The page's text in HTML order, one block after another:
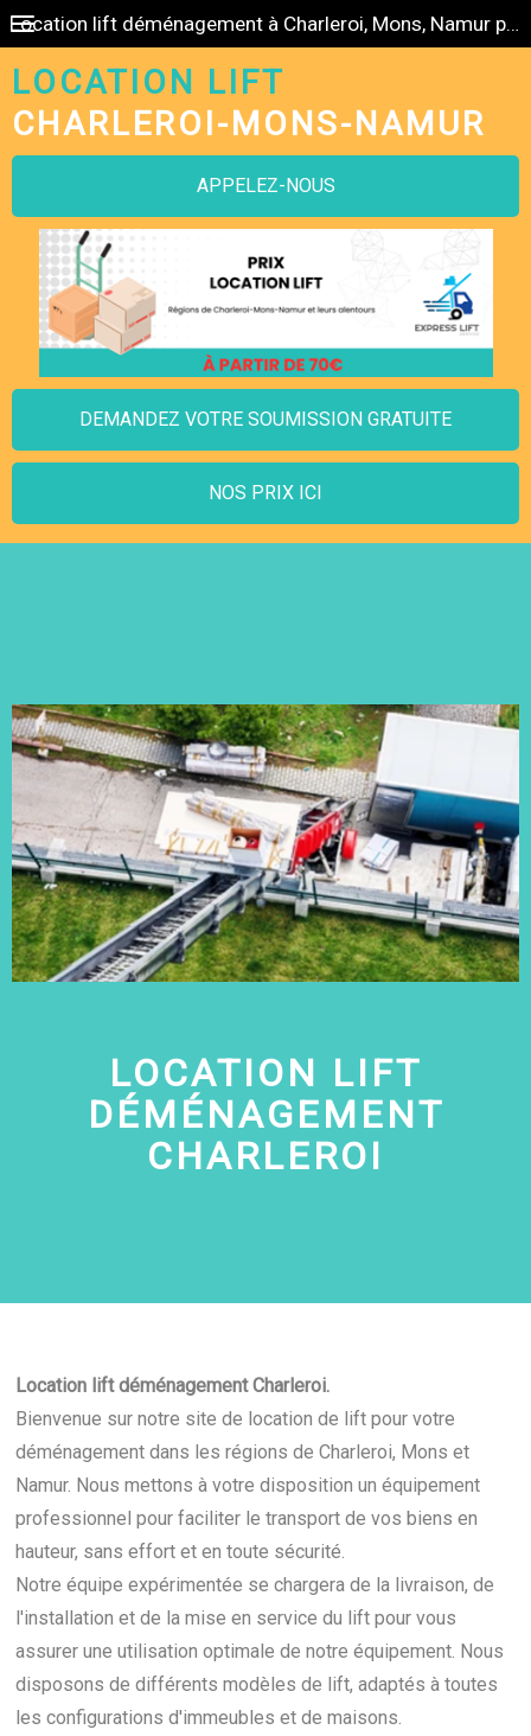
Location lift déménagement à Charleroi, Mons, Namur pas cher
LOCATION LIFT
CHARLEROI-MONS-NAMUR
APPELEZ-NOUS
DEMANDEZ VOTRE SOUMISSION GRATUITE
NOS PRIX ICI
LOCATION LIFT
DÉMÉNAGEMENT
CHARLEROI
Location lift déménagement Charleroi.
Bienvenue sur notre site de location de lift pour votre
déménagement dans les régions de Charleroi, Mons et
Namur. Nous mettons à votre disposition un équipement
professionnel pour faciliter le transport de vos biens en
hauteur, sans effort et en toute sécurité.
Notre équipe expérimentée se chargera de la livraison, de
l'installation et de la mise en service du lift pour vous
assurer une utilisation optimale de notre équipement. Nous
disposons de différents modèles de lift, adaptés à toutes
les configurations d'immeubles et de maisons.